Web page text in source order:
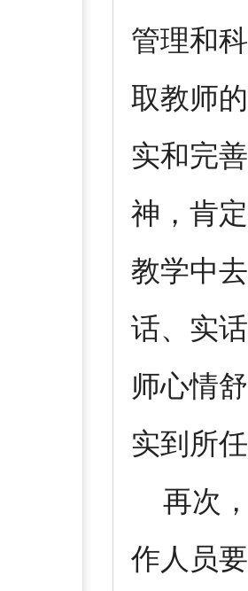
管理和
取教师
实和完
神，肯
教学中
话、实
师心情
实到所
再次，
作人员